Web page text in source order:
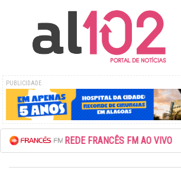
PUBLICIDADE
ESCUTE A REDE FRANCÊS FM AO VIVO